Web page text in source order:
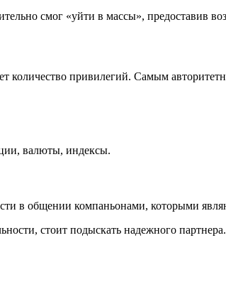
смог «уйти в массы», предоставив
количество привилегий. Самым
валюты, индексы.
в общении компаньонами, которыми
стоит подыскать надежного партнера.